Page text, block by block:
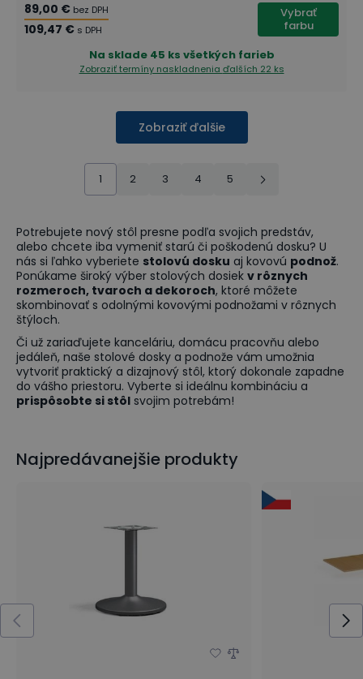
89,00 € bez DPH
109,47 € s DPH
Vybrať
farbu
Na sklade 45 ks všetkých farieb
Zobraziť termíny naskladnenia ďalších 22 ks
Zobraziť ďalšie
1 2 3 4 5
Potrebujete nový stôl presne podľa svojich predstáv,
alebo chcete iba vymeniť starú či poškodenú dosku? U
nás si ľahko vyberiete stolovú dosku aj kovovú podnož.
Ponúkame široký výber stolových dosiek v rôznych
rozmeroch, tvaroch a dekoroch, ktoré môžete
skombinovať s odolnými kovovými podnožami v rôznych
štýloch.
Či už zariaďujete kanceláriu, domácu pracovňu alebo
jedáleň, naše stolové dosky a podnože vám umožnia
vytvoriť praktický a dizajnový stôl, ktorý dokonale zapadne
do vášho priestoru. Vyberte si ideálnu kombináciu a
prispôsobte si stôl svojim potrebám!
Najpredávanejšie produkty